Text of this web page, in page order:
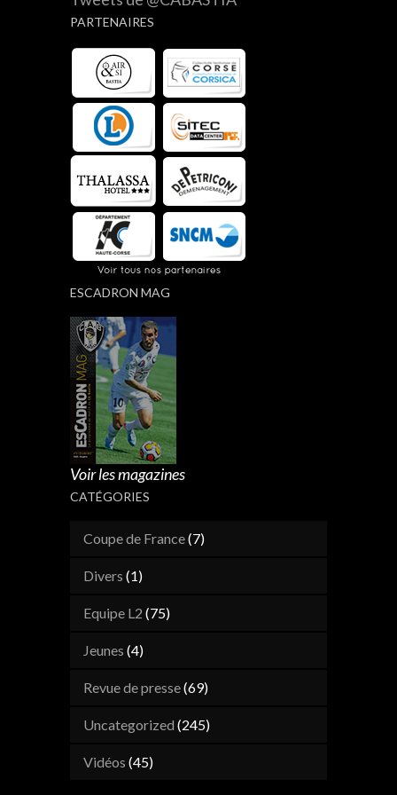
PARTENAIRES
ESCADRON MAG
Voir les magazines
CATÉGORIES
Coupe de France(7)
Divers (1)
Equipe L2 (75)
Jeunes (4)
Revue de presse(69)
Uncategorized (245)
Vidéos (45)